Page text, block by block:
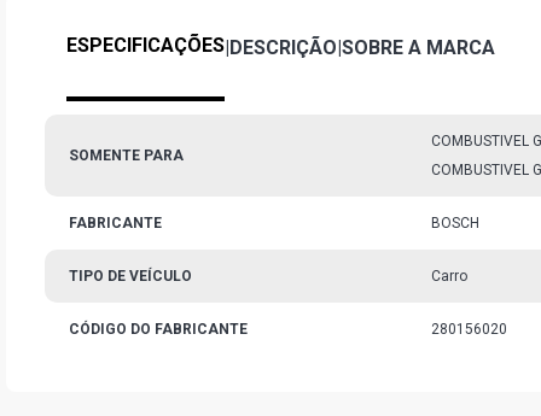
ESPECIFICAÇÕES|DESCRIÇÃO|SOBRE A MARCA
SOMENTE PARA
COMBUSTIVEL
COMBUSTIVEL
FABRICANTE BOSCH
TIPO DE VEÍCULO Carro
CÓDIGO DO FABRICANTE 280156020